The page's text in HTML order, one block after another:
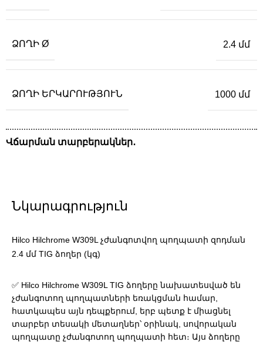
ՁՈՂԻ Ø 2.4 մմ
ՁՈՂԻ ԵՐԿԱՐՈՒԹՅՈՒՆ 1000 մմ
Վճարման տարբերակներ․
Նկարագրություն
Hilco Hilchrome W309L չժանգոտվող պողպատի զոդման
2.4 մմ TIG ձողեր (կգ)
✅ Hilco Hilchrome W309L TIG ձողերը նախատեսված են
չժանգոտող պողպատների եռակցման համար,
հատկապես այն դեպքերում, երբ պետք է միացնել
տարբեր տեսակի մետաղներ՝ օրինակ, սովորական
պողպատը չժանգոտող պողպատի հետ։ Այս ձողերը